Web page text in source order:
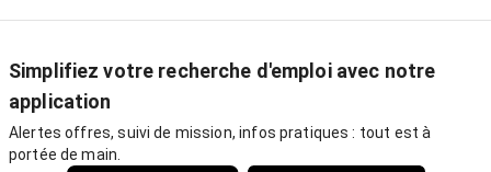
Simplifiez votre recherche d'emploi avec notre
application
Alertes offres, suivi de mission, infos pratiques : tout est à
portée de main.